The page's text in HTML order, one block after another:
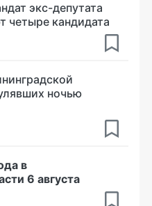
экс-депутата
четыре кандидата
ночью
в
6 августа